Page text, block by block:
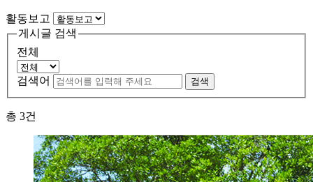
활동보고
게시글 검색
전체
검색어 검색
총 3건